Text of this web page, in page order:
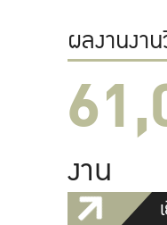
ผลงานงา
งาน